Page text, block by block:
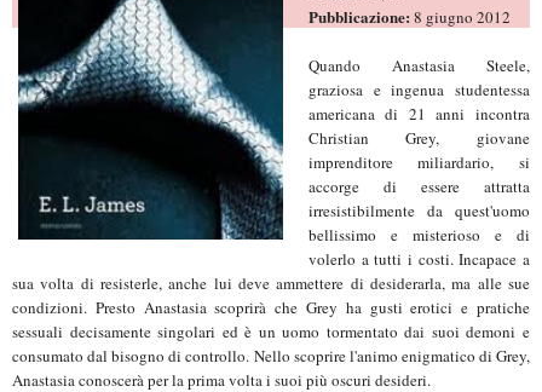
Pubblicazione: 8 giugno 2012
Quando Anastasia Steele,
graziosa e ingenua studentessa
americana di 21 anni incontra
Christian Grey, giovane
imprenditore miliardario, si
accorge di essere attratta
irresistibilmente da quest'uomo
bellissimo e misterioso e di
volerlo a tutti i costi. Incapace a
sua volta di resisterle, anche lui deve ammettere di desiderarla, ma alle sue
condizioni. Presto Anastasia scoprirà che Grey ha gusti erotici e pratiche
sessuali decisamente singolari ed è un uomo tormentato dai suoi demoni e
consumato dal bisogno di controllo. Nello scoprire l'animo enigmatico di Grey,
Anastasia conoscerà per la prima volta i suoi più oscuri desideri.